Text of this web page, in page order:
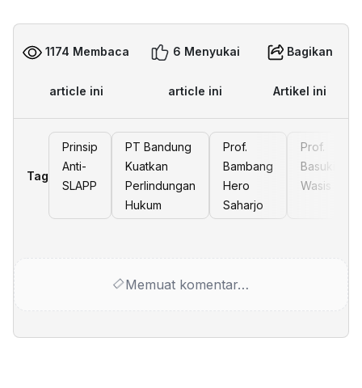
1174 Membaca
article ini
6 Menyukai
article ini
Bagikan
Artikel ini
Tag
Prinsip
Anti-
SLAPP
PT Bandung
Kuatkan
Perlindungan
Hukum
Prof.
Bambang
Hero
Saharjo
Prof.
Basuki
Wasis
Memuat komentar…